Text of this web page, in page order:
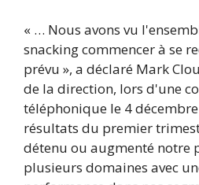
« … Nous avons vu
snacking commencer à se
prévu », a déclaré Mark
de la direction, lors d'une
téléphonique le 4
résultats du premier
détenu ou augmenté notre
plusieurs domaines avec